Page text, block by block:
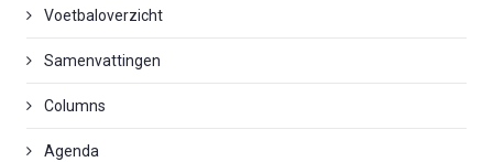
Voetbaloverzicht
Samenvattingen
Columns
Agenda